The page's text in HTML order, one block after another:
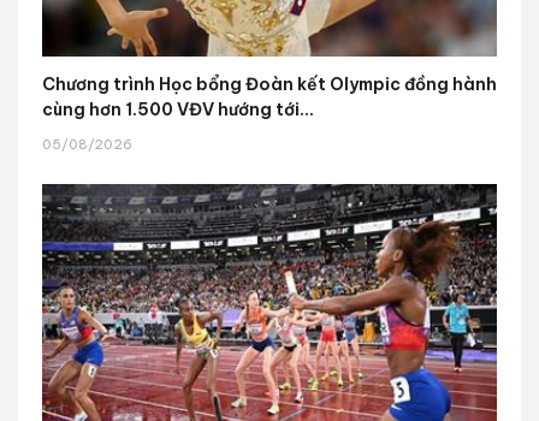
Chương trình Học bổng Đoàn kết Olympic đồng hành
cùng hơn 1.500 VĐV hướng tới...
05/08/2026